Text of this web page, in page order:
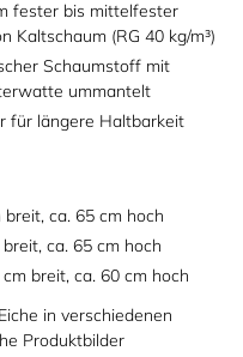
fester bis mittelfester
Kaltschaum (RG 40 kg/m³)
Schaumstoff mit
ummantelt
für längere Haltbarkeit
ca. 65 cm hoch
ca. 65 cm hoch
breit, ca. 60 cm hoch
in verschiedenen
Produktbilder